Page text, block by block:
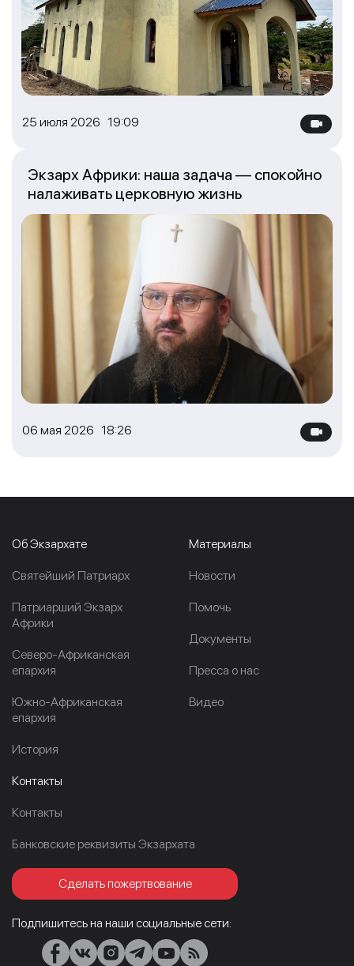
25 июля 2026 19:09
06 мая 2026 18:26
Экзарх Африки: наша задача — спокойно
налаживать церковную жизнь
Об Экзархате
Cвятейший Патриарх
Патриарший Экзарх
Африки
Северо-Африканская
епархия
Южно-Африканская
епархия
История
Материалы
Новости
Помочь
Документы
Пресса о нас
Видео
Контакты
Контакты
Банковские реквизиты Экзархата
Сделать пожертвование
Подпишитесь на наши социальные сети: